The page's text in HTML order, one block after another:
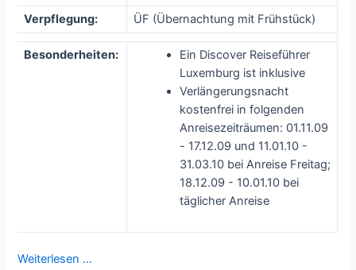
Verpflegung:
ÜF (Übernachtung mit Frühstück)
Besonderheiten:
Ein Discover Reiseführer
Luxemburg ist inklusive
Verlängerungsnacht
kostenfrei in folgenden
Anreisezeiträumen: 01.11.09
- 17.12.09 und 11.01.10 -
31.03.10 bei Anreise Freitag;
18.12.09 - 10.01.10 bei
täglicher Anreise
Weiterlesen …